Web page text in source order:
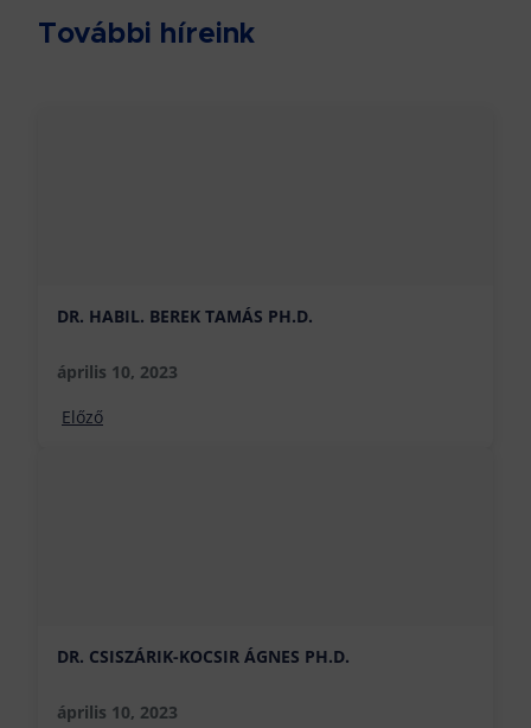
További híreink
DR. HABIL. BEREK TAMÁS PH.D.
április 10, 2023
Előző
DR. CSISZÁRIK-KOCSIR ÁGNES PH.D.
április 10, 2023